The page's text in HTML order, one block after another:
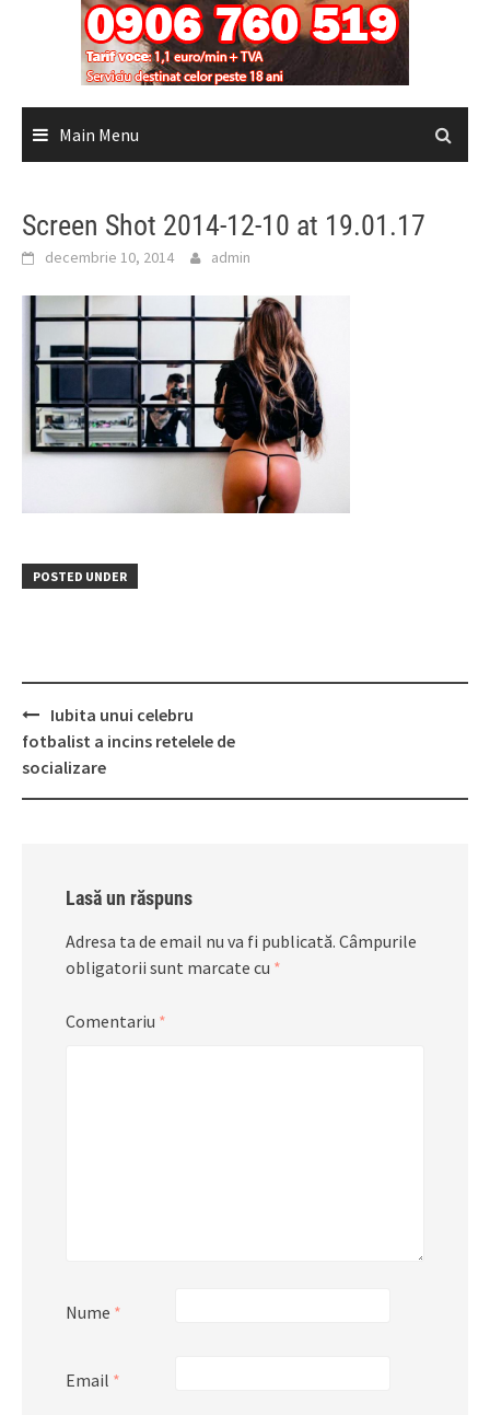
Main Menu
Screen Shot 2014-12-10 at 19.01.17
decembrie 10, 2014 admin
POSTED UNDER
Post
navigation
Iubita unui celebru
fotbalist a incins retelele de
socializare
Lasă un răspuns
Adresa ta de email nu va fi publicată. Câmpurile
obligatorii sunt marcate cu *
Comentariu *
Nume *
Email *